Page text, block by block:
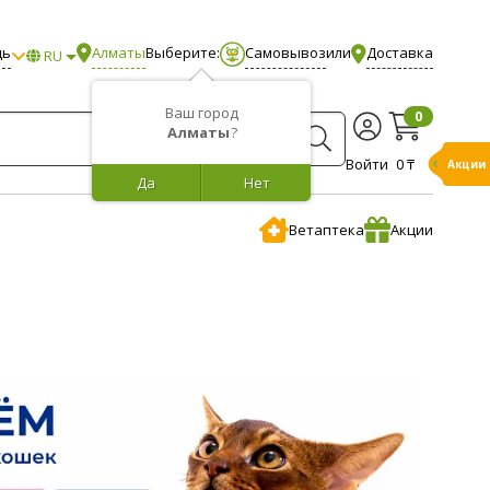
RU Алматы
Ваш город
Алматы?
Нет
Да
Выберите: Самовывозили Доставка
Войти
0
0 ₸
Ветаптека Акции
Акции